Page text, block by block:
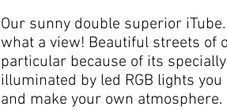
Our sunny double superior
what a view! Beautiful streets of
particular because of its
illuminated by led RGB lights
and make your own atmosphere.